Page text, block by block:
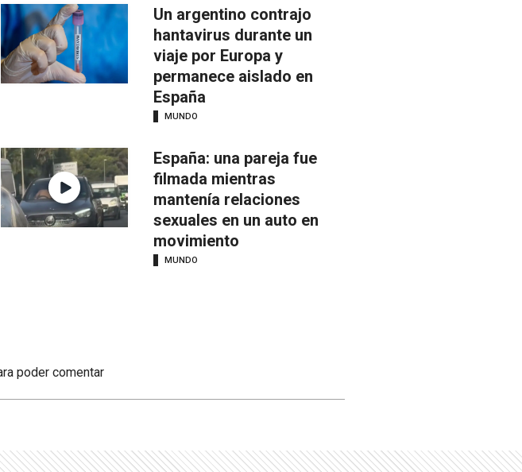
Un argentino contrajo
hantavirus durante un
viaje por Europa y
permanece aislado en
España
MUNDO
España: una pareja fue
filmada mientras
mantenía relaciones
sexuales en un auto en
movimiento
MUNDO
poder comentar